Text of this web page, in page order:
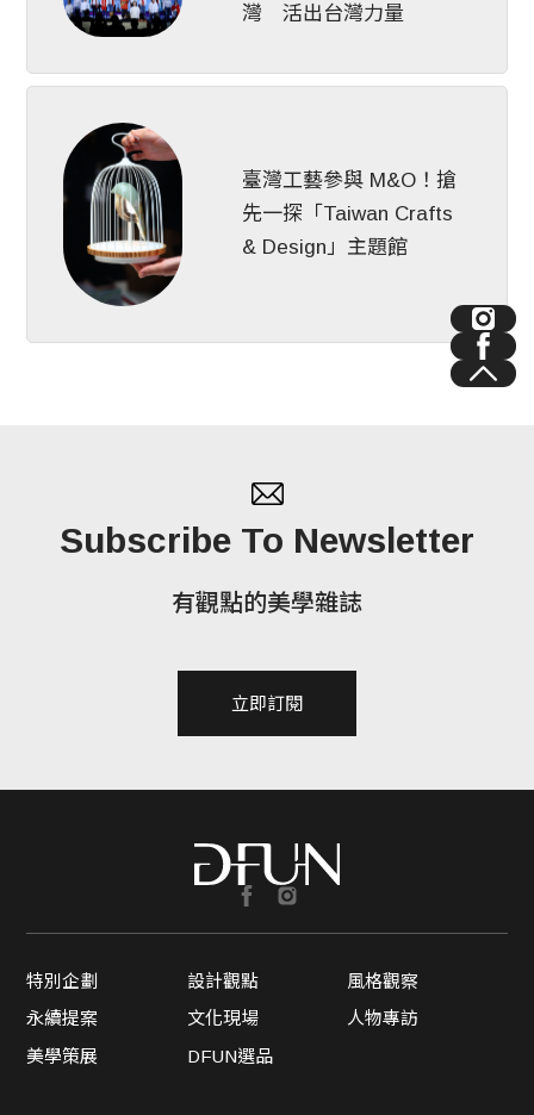
灣 活出台灣力量
臺灣工藝參與 M&O！搶
先一探「Taiwan Crafts
& Design」主題館
Subscribe To Newsletter
有觀點的美學雜誌
立即訂閱
特別企劃 設計觀點
風格觀察
永續提案
文化現場
人物專訪
美學策展
DFUN選品